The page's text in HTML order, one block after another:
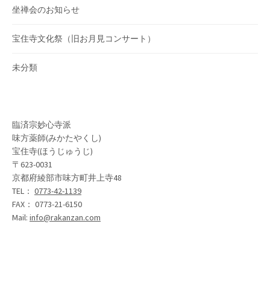
坐禅会のお知らせ
宝住寺文化祭（旧お月見コンサート）
未分類
臨済宗妙心寺派
味方薬師(みかたやくし)
宝住寺(ほうじゅうじ)
〒623-0031
京都府綾部市味方町井上寺48
TEL： 0773-42-1139
FAX： 0773-21-6150
Mail: info@rakanzan.com